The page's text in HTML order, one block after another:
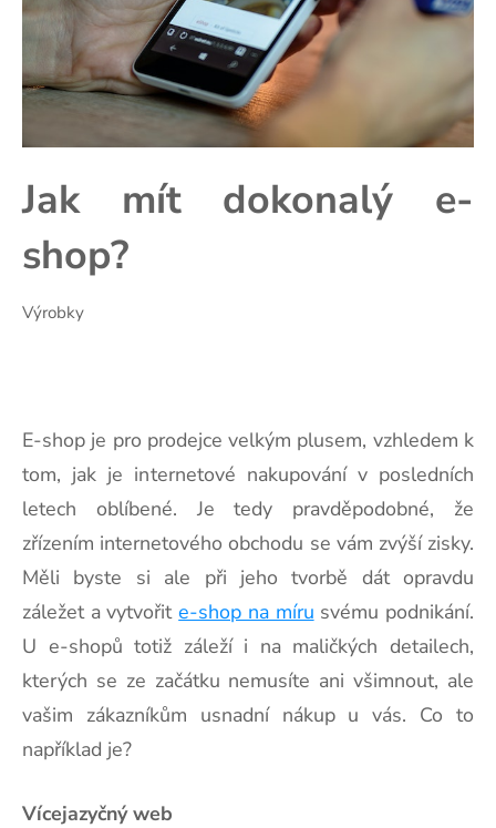
Jak mít dokonalý e-
shop?
Výrobky
E-shop je pro prodejce velkým plusem, vzhledem k
tom, jak je internetové nakupování v posledních
letech oblíbené. Je tedy pravděpodobné, že
zřízením internetového obchodu se vám zvýší zisky.
Měli byste si ale při jeho tvorbě dát opravdu
záležet a vytvořite-shop na míru svému podnikání.
U e-shopů totiž záleží i na maličkých detailech,
kterých se ze začátku nemusíte ani všimnout, ale
vašim zákazníkům usnadní nákup u vás. Co to
například je?
Vícejazyčný web